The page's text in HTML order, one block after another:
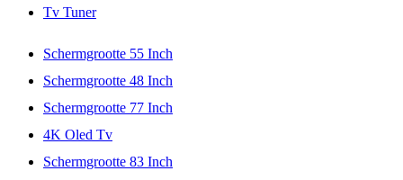
Tv Tuner
Schermgrootte 55 Inch
Schermgrootte 48 Inch
Schermgrootte 77 Inch
4K Oled Tv
Schermgrootte 83 Inch